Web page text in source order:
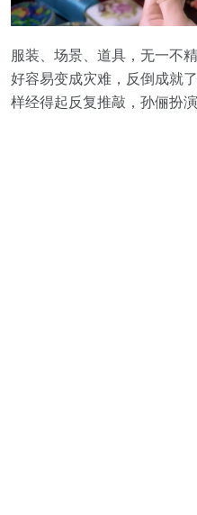
服装、场景、道具，无一不
好容易变成灾难，反倒成就
样经得起反复推敲，孙俪扮